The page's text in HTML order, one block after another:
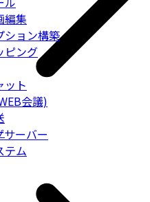
編集
ション構築
ピング
ット
会議)
ーバー
テム